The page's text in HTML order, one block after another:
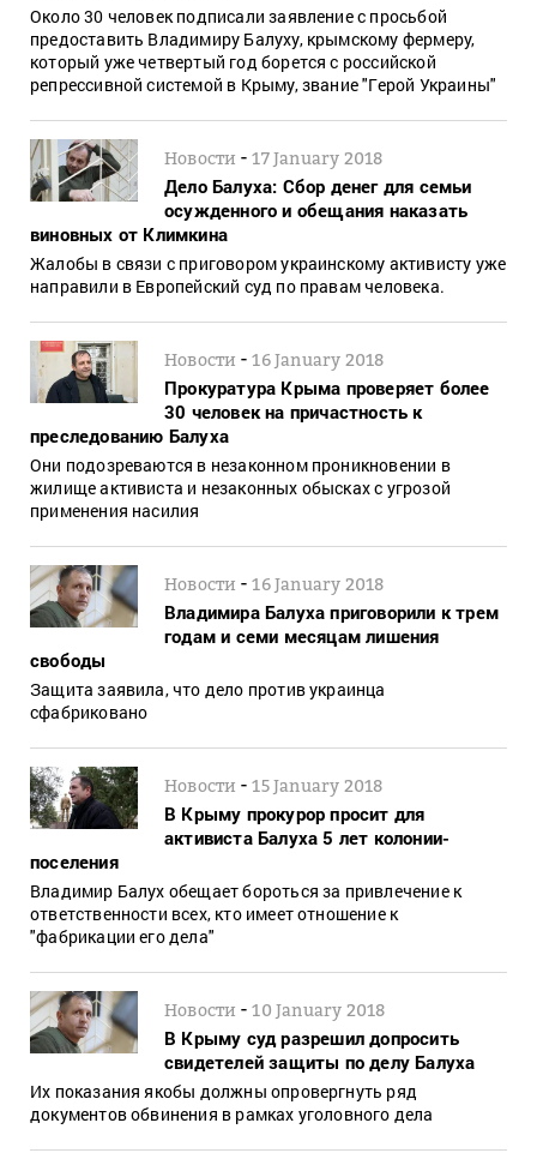
Около 30 человек подписали заявление с просьбой
предоставить Владимиру Балуху, крымскому фермеру,
который уже четвертый год борется с российской
репрессивной системой в Крыму, звание "Герой Украины"
Новости -17 January 2018
Дело Балуха: Сбор денег для семьи
осужденного и обещания наказать
виновных от Климкина
Жалобы в связи с приговором украинскому активисту уже
направили в Европейский суд по правам человека.
Новости -16 January 2018
Прокуратура Крыма проверяет более
30 человек на причастность к
преследованию Балуха
Они подозреваются в незаконном проникновении в
жилище активиста и незаконных обысках с угрозой
применения насилия
Новости -16 January 2018
Владимира Балуха приговорили к трем
годам и семи месяцам лишения
свободы
Защита заявила, что дело против украинца
сфабриковано
Новости -15 January 2018
В Крыму прокурор просит для
активиста Балуха 5 лет колонии-
поселения
Владимир Балух обещает бороться за привлечение к
ответственности всех, кто имеет отношение к
"фабрикации его дела"
Новости -10 January 2018
В Крыму суд разрешил допросить
свидетелей защиты по делу Балуха
Их показания якобы должны опровергнуть ряд
документов обвинения в рамках уголовного дела